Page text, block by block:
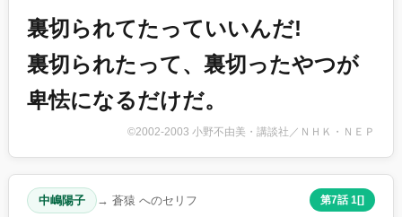
裏切られてたっていいんだ!
裏切られたって、裏切ったやつが
卑怯になるだけだ。
©2002-2003 小野不由美・講談社／ＮＨＫ・ＮＥＰ
中嶋陽子 → 蒼猿 へのセリフ 第7話 1[]